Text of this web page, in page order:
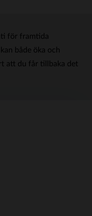
för framtida
både öka och
att du får tillbaka det